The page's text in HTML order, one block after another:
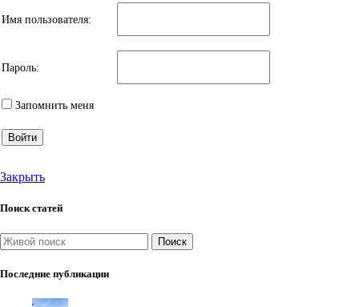
Имя пользователя:
Пароль:
Запомнить меня
Войти
Закрыть
Поиск статей
Поиск
Последние публикации